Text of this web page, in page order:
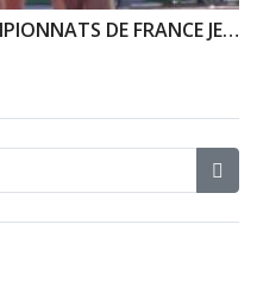
800M – SERIE 4 – JUM – CHAMPIONNATS DE FRANCE JEUNES CA JU – 21/07/2018 – BONDOUFLE